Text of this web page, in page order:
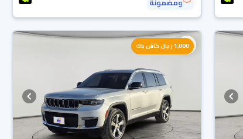
1,000 ريال كاش باك